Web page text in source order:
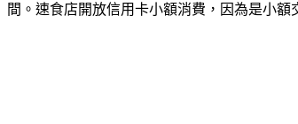
間。速食店開放信用卡小額消費，因為是小